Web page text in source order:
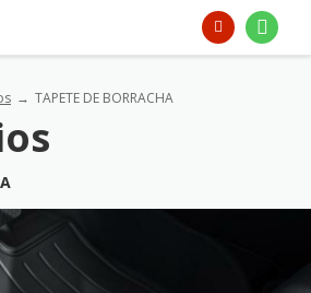
TAPETE DE BORRACHA